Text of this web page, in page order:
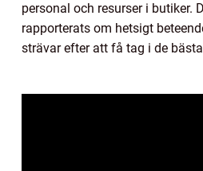
personal och resurser i butiker.
rapporterats om hetsigt
strävar efter att få tag i de